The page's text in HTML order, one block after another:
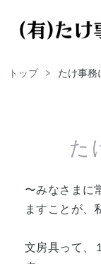
トップ たけ事務
た
〜みなさまに
ますことが、
文房具って、